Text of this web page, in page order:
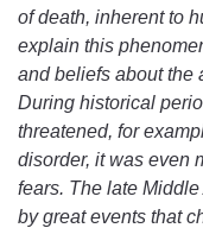
of death, inherent to
explain this
and beliefs about the
During historical
threatened, for
disorder, it was even
fears. The late
by great events that